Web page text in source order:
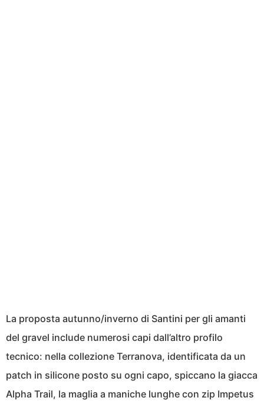
La proposta autunno/inverno di Santini per gli amanti
del gravel include numerosi capi dall’altro profilo
tecnico: nella collezione Terranova, identificata da un
patch in silicone posto su ogni capo, spiccano la giacca
Alpha Trail, la maglia a maniche lunghe con zip Impetus